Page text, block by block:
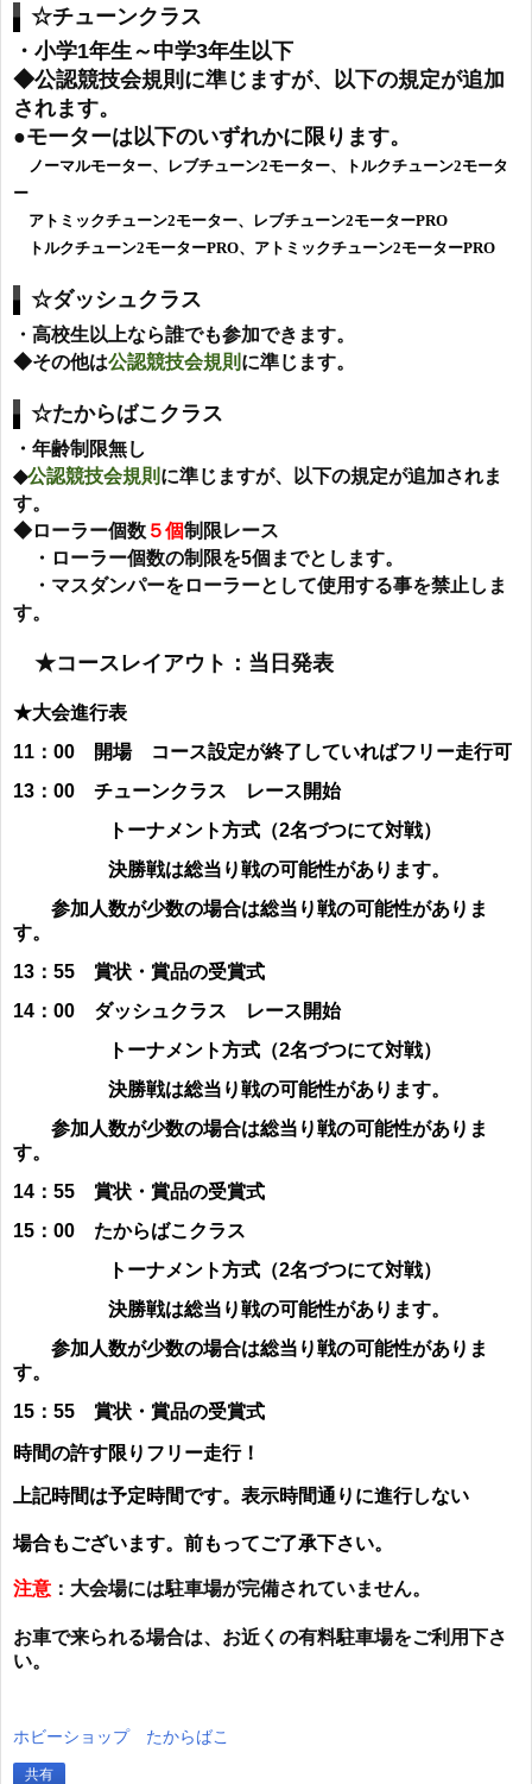
☆チューンクラス
・小学1年生～中学3年生以下
◆公認競技会規則 に準じますが、以下の規定が追加
されます。
●モーターは以下のいずれかに限ります。
ノーマルモーター、レブチューン2モーター、トルクチューン2モータ
ー
アトミックチューン2モーター、レブチューン2モーターPRO
トルクチューン2モーターPRO、アトミックチューン2モーターPRO
☆ダッシュクラス
・高校生以上なら誰でも参加できます。
◆その他は公認競技会規則 に準じます。
☆たからばこクラス
・年齢制限無し
◆公認競技会規則 に準じますが、以下の規定が追加されま
す。
◆ローラー個数 ５個制限レース
・ローラー個数の制限を5個までとします。
・マスダンパーをローラーとして使用する事を禁止しま
す。
★コースレイアウト：当日発表
★大会進行表
11：00 開場 コース設定が終了していればフリー走行可
13：00 チューンクラス レース開始
トーナメント方式（2名づつにて対戦）
決勝戦は総当り戦の可能性があります。
参加人数が少数の場合は総当り戦の可能性がありま
す。
13：55 賞状・賞品の受賞式
14：00 ダッシュクラス レース開始
トーナメント方式（2名づつにて対戦）
決勝戦は総当り戦の可能性があります。
参加人数が少数の場合は総当り戦の可能性がありま
す。
14：55 賞状・賞品の受賞式
15：00 たからばこクラス
トーナメント方式（2名づつにて対戦）
決勝戦は総当り戦の可能性があります。
参加人数が少数の場合は総当り戦の可能性がありま
す。
15：55 賞状・賞品の受賞式
時間の許す限りフリー走行！
上記時間は予定時間です。表示時間通りに進行しない
場合もございます。前もってご了承下さい。
注意 ：大会場には駐車場が完備されていません。
お車で来られる場合は、お近くの有料駐車場をご利用下さ
い。
ホビーショップ たからばこ
共有